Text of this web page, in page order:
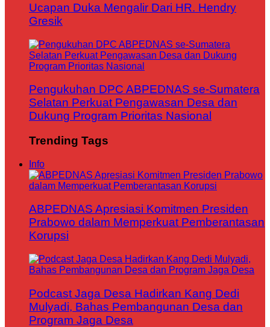
Ucapan Duka Mengalir Dari HR. Hendry
Gresik
Pengukuhan DPC ABPEDNAS se-Sumatera
Selatan Perkuat Pengawasan Desa dan
Dukung Program Prioritas Nasional
Trending Tags
Info
ABPEDNAS Apresiasi Komitmen Presiden
Prabowo dalam Memperkuat Pemberantasan
Korupsi
Podcast Jaga Desa Hadirkan Kang Dedi
Mulyadi, Bahas Pembangunan Desa dan
Program Jaga Desa